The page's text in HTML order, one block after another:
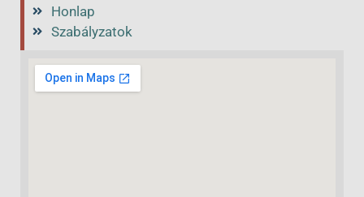
Honlap
Szabályzatok